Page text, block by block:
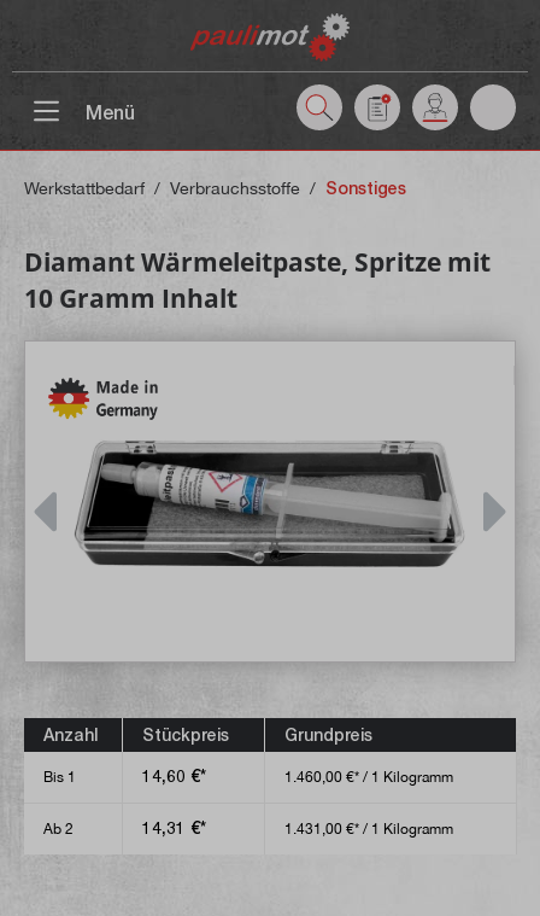
Menü
Werkstattbedarf / Verbrauchsstoffe / Sonstiges
Diamant Wärmeleitpaste, Spritze mit
10 Gramm Inhalt
Anzahl Stückpreis Grundpreis
Bis 1 14,60 €* 1.460,00 €* / 1 Kilogramm
Ab 2 14,31 €* 1.431,00 €* / 1 Kilogramm